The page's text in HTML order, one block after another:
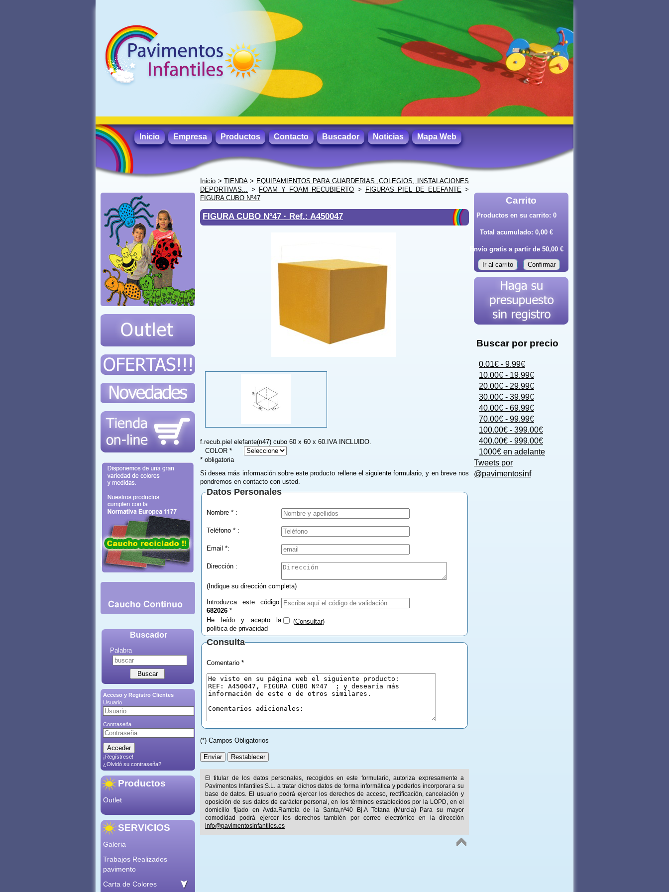
Inicio Empresa Productos Contacto Buscador Noticias Mapa Web
Buscador
Palabra
Acceso y Registro Clientes
Usuario
Contraseña
¡Regístrese!
¿Olvidó su contraseña?
Productos
Outlet
SERVICIOS
Galeria
Trabajos Realizados
pavimento
Carta de Colores
Inicio >TIENDA> EQUIPAMIENTOS PARA GUARDERIAS ,COLEGIOS, INSTALACIONES
DEPORTIVAS... > FOAM Y FOAM RECUBIERTO > FIGURAS PIEL DE ELEFANTE>
FIGURA CUBO Nº47
FIGURA CUBO Nº47 · Ref.: A450047
f.recub.piel elefante(n47) cubo 60 x 60 x 60.IVA INCLUIDO.
COLOR *
* obligatoria
Si desea más información sobre este producto rellene el siguiente formulario, y en breve nos
pondremos en contacto con usted.
Datos Personales
Nombre * :
Teléfono * :
Email *:
Dirección :
(Indique su dirección completa)
Introduzca este código:
682026 *
He leído y acepto la
política de privacidad
(Consultar)
Consulta
Comentario *
(*) Campos Obligatorios
El titular de los datos personales, recogidos en este formulario, autoriza expresamente a
Pavimentos Infantiles S.L. a tratar dichos datos de forma informática y poderlos incorporar a su
base de datos. El usuario podrá ejercer los derechos de acceso, rectificación, cancelación y
oposición de sus datos de carácter personal, en los términos establecidos por la LOPD, en el
domicilio fijado en Avda.Rambla de la Santa,nº40 Bj.A Totana (Murcia) Para su mayor
comodidad podrá ejercer los derechos también por correo electrónico en la dirección
info@pavimentosinfantiles.es
Carrito
Productos en su carrito: 0
Total acumulado: 0,00 €
Envío gratis a partir de 50,00 €
Ir al carrito Confirmar
Buscar por precio
0.01€ - 9.99€
10.00€ - 19.99€
20.00€ - 29.99€
30.00€ - 39.99€
40.00€ - 69.99€
70.00€ - 99.99€
100.00€ - 399.00€
400.00€ - 999.00€
1000€ en adelante
Tweets por
@pavimentosinf